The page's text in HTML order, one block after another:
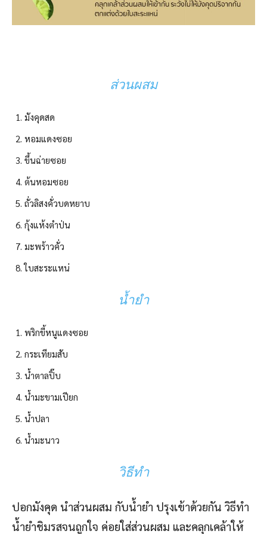
ส่วนผสม
มังคุดสด
หอมแดงซอย
ขึ้นฉ่ายซอย
ต้นหอมซอย
ถั่วลิสงคั่วบดหยาบ
กุ้งแห้งตำป่น
มะพร้าวคั่ว
ใบสะระแหน่
น้ำยำ
พริกขี้หนูแดงซอย
กระเทียมสับ
น้ำตาลปิ๊บ
น้ำมะขามเปียก
น้ำปลา
น้ำมะนาว
วิธีทำ
ปอกมังคุด นำส่วนผสม กับน้ำยำ ปรุงเข้าด้วยกัน วิธีทำ
น้ำยำชิมรสจนถูกใจ ค่อยใส่ส่วนผสม และคลุกเคล้าให้